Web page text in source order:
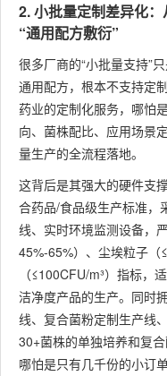
2. 小批量定制差异化
“通用配方敷衍”
很多厂商的“小批量支持”
通用配方，根本不支持定
药业的定制化服务，哪怕
向、菌株配比、应用场景
量生产的全流程落地。
这背后是其强大的硬件支
合药品/食品级生产标准，
线、实时环境监测设备，
45%-65%）、尘埃粒子（
（≤100CFU/m³）指标，
洁净度产品的生产。同时
线、复合菌粉定制生产线
30+菌株的单独培养和复
哪怕是只有几千份的小订